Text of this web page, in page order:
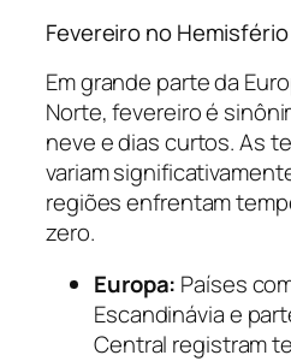
Fevereiro no
Em grande parte da
Norte, fevereiro é
neve e dias curtos. As
variam
regiões enfrentam
zero.
Europa: Países
Escandinávia e
Central registram